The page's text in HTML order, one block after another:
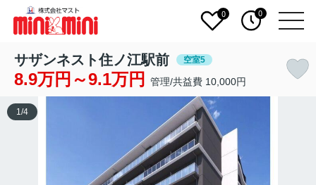
0 0
サザンネスト住ノ江駅前 空室5
8.9万円～9.1万円 管理/共益費 10,000円
1 /4